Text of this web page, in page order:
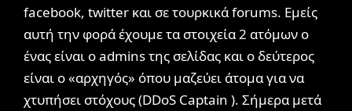
facebook, twitter και σε τουρκικά forums. Εμείς
αυτή την φορά έχουμε τα στοιχεία 2 ατόμων ο
ένας είναι ο admins της σελίδας και ο δεύτερος
είναι ο «αρχηγός» όπου μαζεύει άτομα για να
χτυπήσει στόχους (DDoS Captain ). Σήμερα μετά